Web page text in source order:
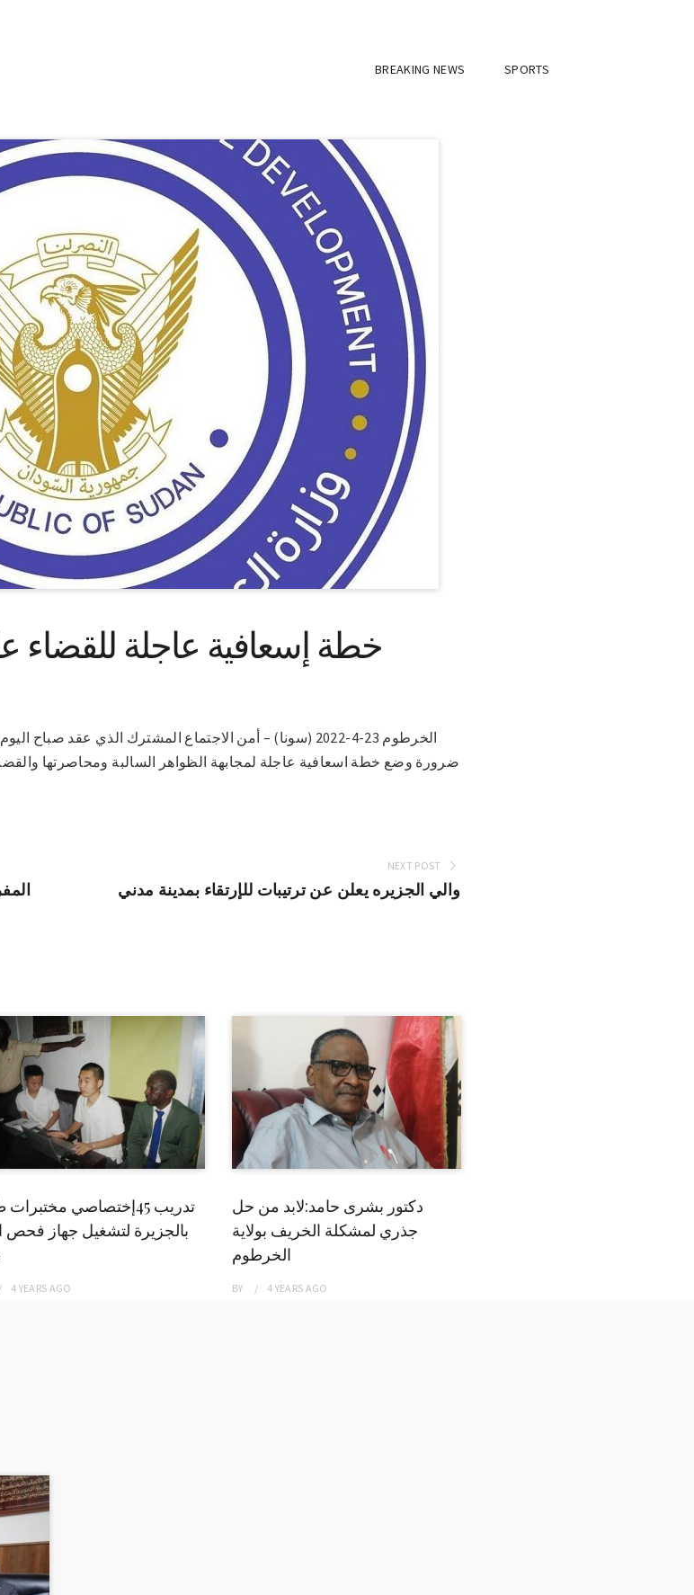
BREAKING NEWS SPORTS
خطة إسعافية عاجلة للقضاء
الخرطوم 23-4-2022 (سونا) – أمن الاجتماع المشترك الذي عقد
ضرورة وضع خطة اسعافية عاجلة لمجابهة الظواهر السالبة ومحاصرتها
NEXT POST
والي الجزيره يعلن عن ترتيبات للإرتقاء بمدينة مدني
تدريب 45إختصاصي
بالجزيرة لتشغيل جهاز فحص
4 YEARS AGO
دكتور بشرى حامد:لابد من حل
جذري لمشكلة الخريف بولاية
الخرطوم
BY 4 YEARS AGO